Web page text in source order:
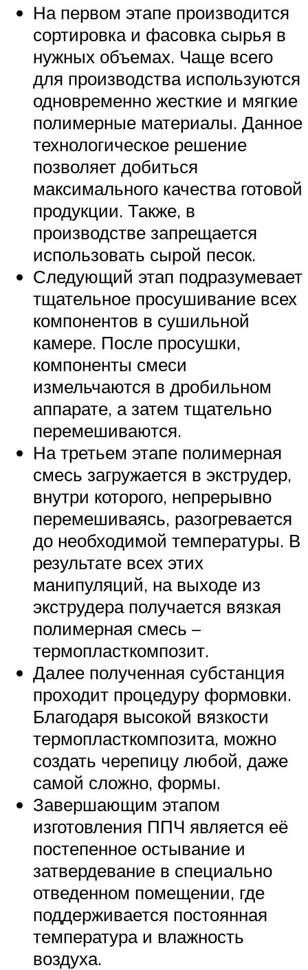
На первом этапе производится
сортировка и фасовка сырья в
нужных объемах. Чаще всего
для производства используются
одновременно жесткие и мягкие
полимерные материалы. Данное
технологическое решение
позволяет добиться
максимального качества готовой
продукции. Также, в
производстве запрещается
использовать сырой песок.
Следующий этап подразумевает
тщательное просушивание всех
компонентов в сушильной
камере. После просушки,
компоненты смеси
измельчаются в дробильном
аппарате, а затем тщательно
перемешиваются.
На третьем этапе полимерная
смесь загружается в экструдер,
внутри которого, непрерывно
перемешиваясь, разогревается
до необходимой температуры. В
результате всех этих
манипуляций, на выходе из
экструдера получается вязкая
полимерная смесь –
термопласткомпозит.
Далее полученная субстанция
проходит процедуру формовки.
Благодаря высокой вязкости
термопласткомпозита, можно
создать черепицу любой, даже
самой сложно, формы.
Завершающим этапом
изготовления ППЧ является её
постепенное остывание и
затвердевание в специально
отведенном помещении, где
поддерживается постоянная
температура и влажность
воздуха.